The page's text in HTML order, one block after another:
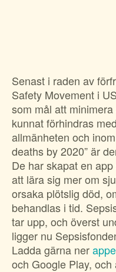
Senast i raden av
Safety Movement i
som mål att
kunnat förhindras
allmänheten och
deaths by 2020” är
De har skapat en
att lära sig mer om
orsaka plötslig död,
behandlas i tid.
tar upp, och överst
ligger nu
Ladda gärna ner
och Google Play,